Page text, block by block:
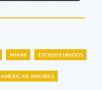
MIAMI ESTADOS UNIDOS
AMERICAN AIRLINES